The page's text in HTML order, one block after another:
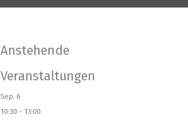
Anstehende
Veranstaltungen
Sep. 6
10:30 - 13:00